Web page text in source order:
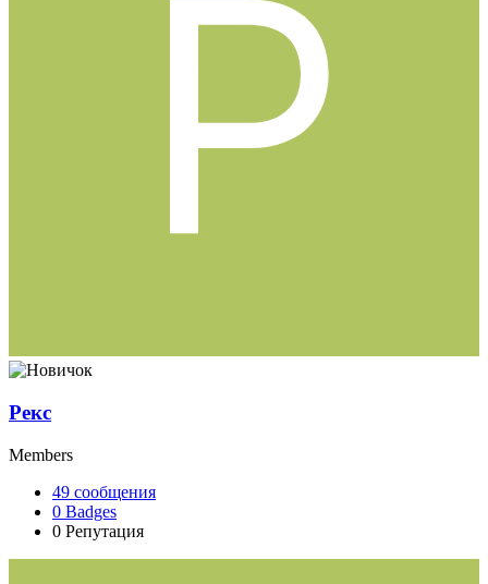
Рекс
Members
49 сообщения
0 Badges
0 Репутация